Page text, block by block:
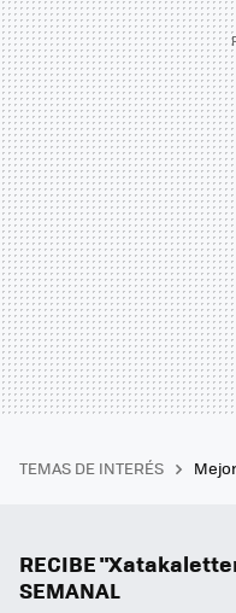
TEMAS DE INTERÉS
RECIBE
SEMANAL